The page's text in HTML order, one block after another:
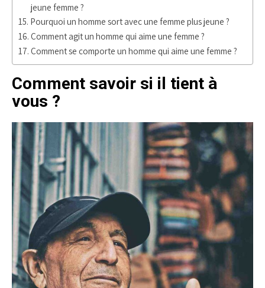
jeune femme ?
Pourquoi un homme sort avec une femme plus jeune ?
Comment agit un homme qui aime une femme ?
Comment se comporte un homme qui aime une femme ?
Comment savoir si il tient à
vous ?